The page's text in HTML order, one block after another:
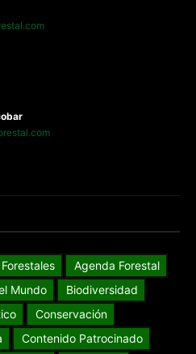
Agenda Forestal
Mundo
Biodiversidad
Conservación
Contenido Patrocinado